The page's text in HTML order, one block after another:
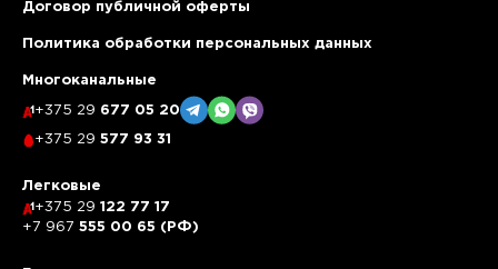
Договор публичной оферты
Политика обработки персональных данных
Многоканальные
+375 29 677 05 20
+375 29 577 93 31
Легковые
+375 29 122 77 17
+7 967 555 00 65 (РФ)